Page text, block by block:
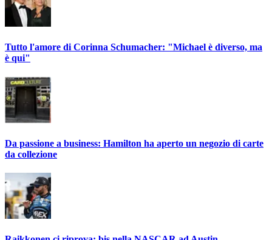
Tutto l'amore di Corinna Schumacher: "Michael è diverso, ma
è qui"
Da passione a business: Hamilton ha aperto un negozio di carte
da collezione